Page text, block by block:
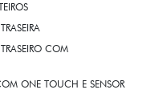
COM
ONE TOUCH E SENSOR